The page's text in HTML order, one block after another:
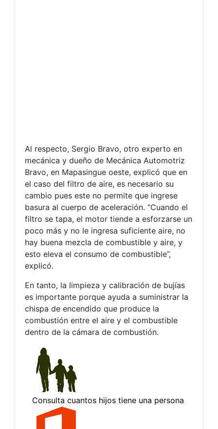
Al respecto, Sergio Bravo, otro experto en
mecánica y dueño de Mecánica Automotriz
Bravo, en Mapasingue oeste, explicó que en
el caso del filtro de aire, es necesario su
cambio pues este no permite que ingrese
basura al cuerpo de aceleración. “Cuando el
filtro se tapa, el motor tiende a esforzarse un
poco más y no le ingresa suficiente aire, no
hay buena mezcla de combustible y aire, y
esto eleva el consumo de combustible”,
explicó.
En tanto, la limpieza y calibración de bujías
es importante porque ayuda a suministrar la
chispa de encendido que produce la
combustión entre el aire y el combustible
dentro de la cámara de combustión.